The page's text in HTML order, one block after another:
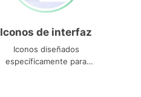
Iconos de interfaz
Iconos diseñados
específicamente para